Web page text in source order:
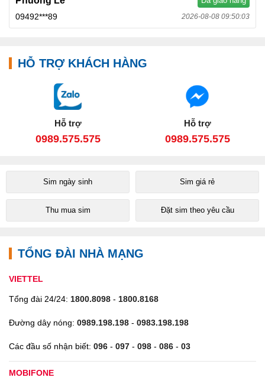
09492***89 2026-08-08 09:50:03
HỖ TRỢ KHÁCH HÀNG
Hỗ trợ
0989.575.575
Hỗ trợ
0989.575.575
Sim ngày sinh Sim giá rẻ
Thu mua sim Đặt sim theo yêu cầu
TỔNG ĐÀI NHÀ MẠNG
VIETTEL
Tổng đài 24/24: 1800.8098 - 1800.8168
Đường dây nóng: 0989.198.198 - 0983.198.198
Các đầu số nhận biết: 096 - 097 - 098 - 086 - 03
MOBIFONE